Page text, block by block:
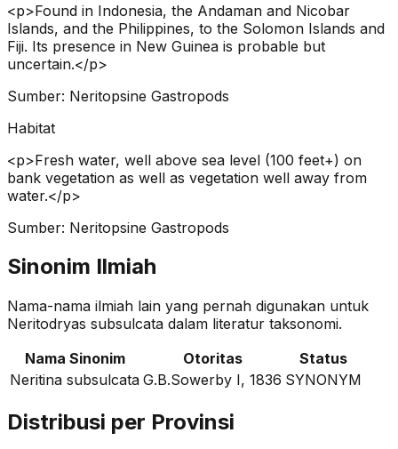
<p>Found in Indonesia, the Andaman and Nicobar
Islands, and the Philippines, to the Solomon Islands and
Fiji. Its presence in New Guinea is probable but
uncertain.</p>
Sumber: Neritopsine Gastropods
Habitat
<p>Fresh water, well above sea level (100 feet+) on
bank vegetation as well as vegetation well away from
water.</p>
Sumber: Neritopsine Gastropods
Sinonim Ilmiah
Nama-nama ilmiah lain yang pernah digunakan untuk
Neritodryas subsulcata dalam literatur taksonomi.
Nama Sinonim
Otoritas
Status
Neritina subsulcata G.B.Sowerby I, 1836 SYNONYM
Distribusi per Provinsi